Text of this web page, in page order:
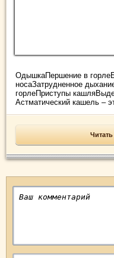
ОдышкаПершение в
носаЗатрудненное
горлеПриступы
Астматический кашель –